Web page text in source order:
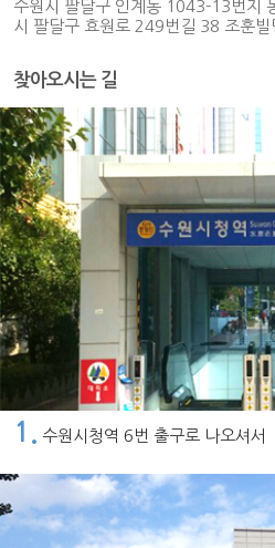
수원시 팔달구 인계동 1043-13번지
시 팔달구 효원로 249번길 38 조훈
찾아오시는 길
1. 수원시청역 6번 출구로 나오셔서